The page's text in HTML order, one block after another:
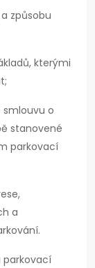
způsobu
kterými
smlouvu o
stanovené
parkovací
a
parkovací